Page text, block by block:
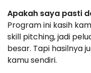
Apakah saya pasti
Program ini kasih
skill pitching, jadi
besar. Tapi hasilnya
kamu sendiri.